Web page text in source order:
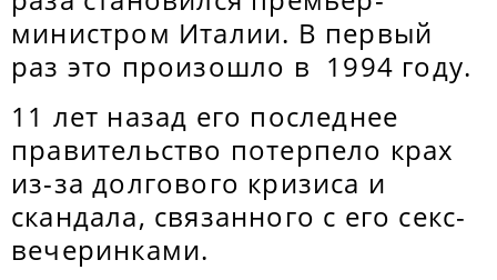
министром Италии. В первый
раз это произошло в 1994 году.
11 лет назад его последнее
правительство потерпело крах
из-за долгового кризиса и
скандала, связанного с его секс-
вечеринками.